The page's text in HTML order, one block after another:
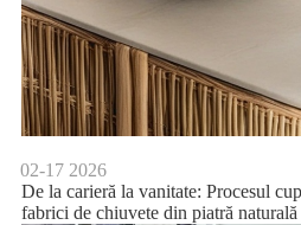
02-17 2026
De la carieră la vanitate: Procesul
fabrici de chiuvete din piatră naturală